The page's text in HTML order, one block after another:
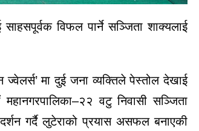
साहसपूर्वक विफल पार्ने सञ्जिता शाक्यलाई
मा दुई जना व्यक्तिले पेस्तोल देखाई
वटु निवासी सञ्जिता
गर्दै लुटेराको प्रयास असफल बनाएकी